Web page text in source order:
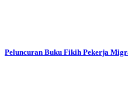
Peluncuran Buku Fikih Pekerja